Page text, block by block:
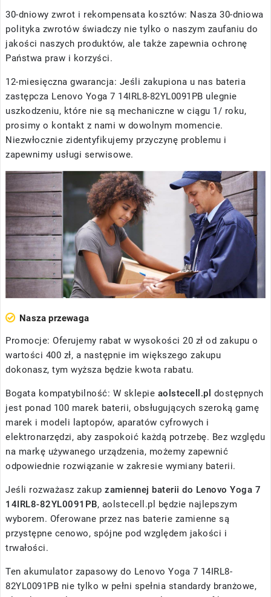
30-dniowy zwrot i rekompensata kosztów: Nasza 30-dniowa
polityka zwrotów świadczy nie tylko o naszym zaufaniu do
jakości naszych produktów, ale także zapewnia ochronę
Państwa praw i korzyści.
12-miesięczna gwarancja: Jeśli zakupiona u nas bateria
zastępcza Lenovo Yoga 7 14IRL8-82YL0091PB ulegnie
uszkodzeniu, które nie są mechaniczne w ciągu 1/ roku,
prosimy o kontakt z nami w dowolnym momencie.
Niezwłocznie zidentyfikujemy przyczynę problemu i
zapewnimy usługi serwisowe.
Nasza przewaga
Promocje: Oferujemy rabat w wysokości 20 zł od zakupu o
wartości 400 zł, a następnie im większego zakupu
dokonasz, tym wyższa będzie kwota rabatu.
Bogata kompatybilność: W sklepie aolstecell.pl dostępnych
jest ponad 100 marek baterii, obsługujących szeroką gamę
marek i modeli laptopów, aparatów cyfrowych i
elektronarzędzi, aby zaspokoić każdą potrzebę. Bez względu
na markę używanego urządzenia, możemy zapewnić
odpowiednie rozwiązanie w zakresie wymiany baterii.
Jeśli rozważasz zakup zamiennej baterii do Lenovo Yoga 7
14IRL8-82YL0091PB, aolstecell.pl będzie najlepszym
wyborem. Oferowane przez nas baterie zamienne są
przystępne cenowo, spójne pod względem jakości i
trwałości.
Ten akumulator zapasowy do Lenovo Yoga 7 14IRL8-
82YL0091PB nie tylko w pełni spełnia standardy branżowe,